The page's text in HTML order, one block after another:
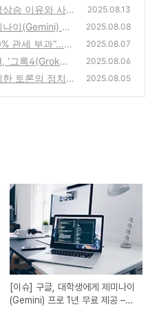
승 이유와 사건
2025.08.13
이(Gemini) 프
는 방법과 혜택
2025.08.08
관세 부과”…한
될까?
(20)
2025.08.07
‘그록4(Grok
2025.08.06
토론의 정치적
2025.08.05
[이슈] 구글, 대학생에게 제미나이
(Gemini) 프로 1년 무료 제공 –